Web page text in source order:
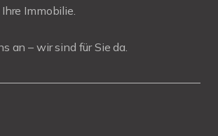
Immobilie.
an – wir sind für Sie da.